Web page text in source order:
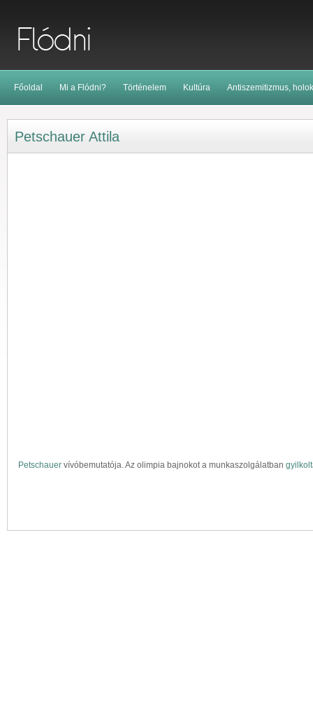
Főoldal Mi a Flódni? Történelem Kultúra Antiszemitizmus,
Petschauer Attila
Petschauer vívóbemutatója. Az olimpia bajnokot a munkaszolgálatban